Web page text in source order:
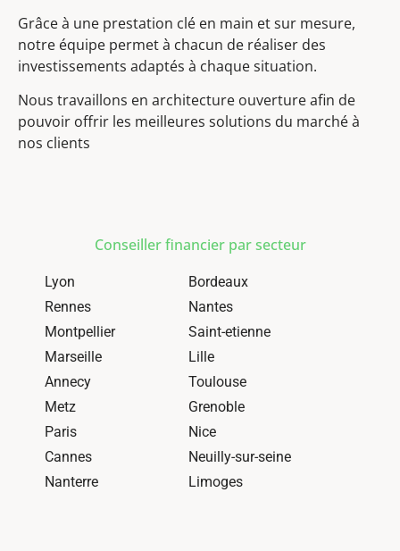
Grâce à une prestation clé en main et sur mesure,
notre équipe permet à chacun de réaliser des
investissements adaptés à chaque situation.
Nous travaillons en architecture ouverture afin de
pouvoir offrir les meilleures solutions du marché à
nos clients
Conseiller financier par secteur
Lyon
Bordeaux
Rennes
Nantes
Montpellier
Saint-etienne
Marseille
Lille
Annecy
Toulouse
Metz
Grenoble
Paris
Nice
Cannes
Neuilly-sur-seine
Nanterre
Limoges